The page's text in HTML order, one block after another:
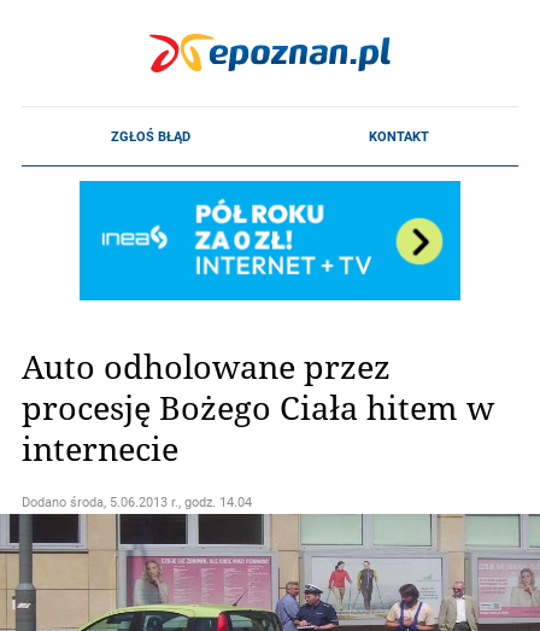
Auto odholowane przez
procesję Bożego Ciała hitem w
internecie
Dodano środa, 5.06.2013 r., godz. 14.04